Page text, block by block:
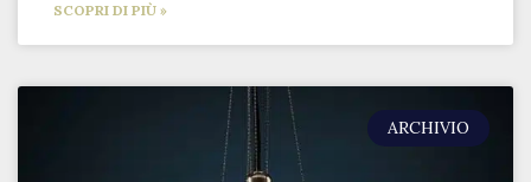
SCOPRI DI PIÙ »
ARCHIVIO